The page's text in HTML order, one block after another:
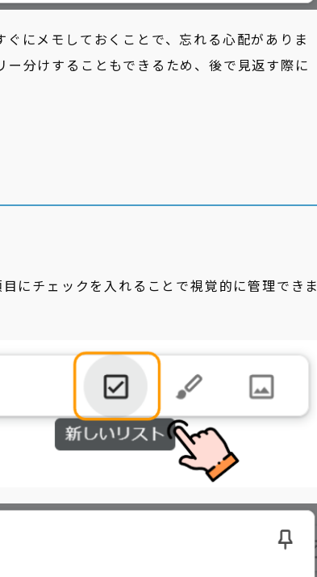
にメモしておくことで、忘れる心配がありま
分けすることもできるため、後で見返す際に
にチェックを入れることで視覚的に管理できま